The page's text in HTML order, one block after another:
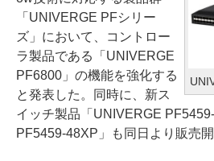
「UNIVERGE PFシリー
ズ」において、コントロー
ラ製品である「UNIVERGE
PF6800」の機能を強化する
と発表した。同時に、新ス
イッチ製品「UNIVERGE
PF5459-48XP」も同日より販売開